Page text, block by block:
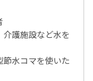
介護施設など水を
節水コマを使いた